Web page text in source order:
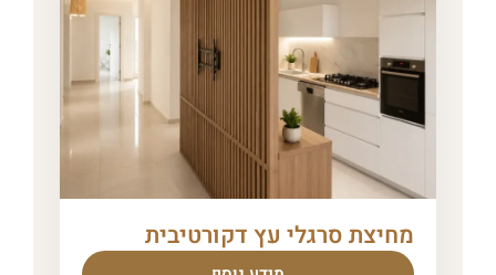
מחיצת סרגלי עץ דקורטיבית